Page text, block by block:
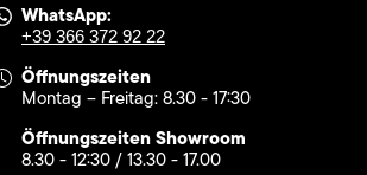
WhatsApp:
+39 366 372 92 22
Öffnungszeiten
Montag – Freitag: 8.30 - 17:30
Öffnungszeiten Showroom
8.30 - 12:30 / 13.30 - 17.00